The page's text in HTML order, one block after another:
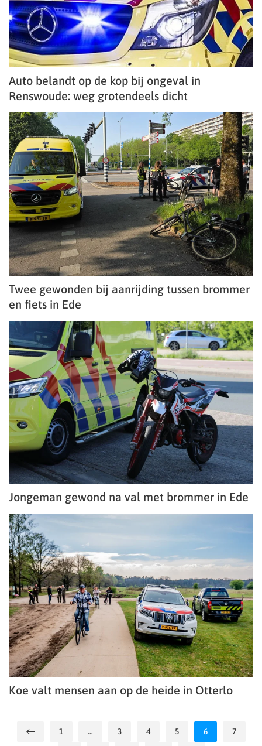
Auto belandt op de kop bij ongeval in
Renswoude: weg grotendeels dicht
Twee gewonden bij aanrijding tussen brommer
en fiets in Ede
Jongeman gewond na val met brommer in Ede
Koe valt mensen aan op de heide in Otterlo
1 … 3 4 5 6 7